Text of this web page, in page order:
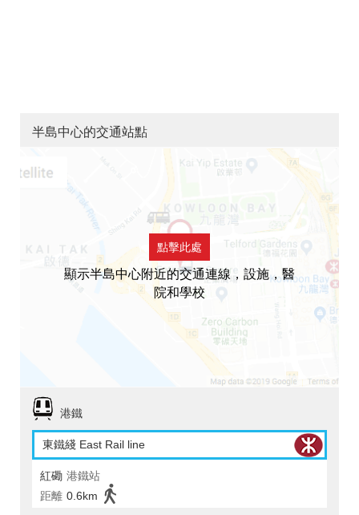
半島中心的交通站點
點擊此處
顯示半島中心附近的交通連線，設施，醫
院和學校
港鐵
東鐵綫 East Rail line
紅磡 港鐵站
距離 0.6km